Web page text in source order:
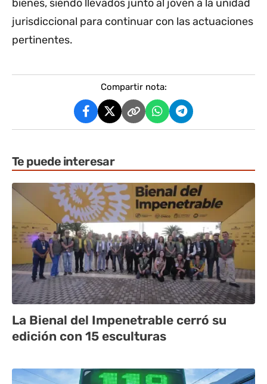
bienes, siendo llevados junto al joven a la unidad
jurisdiccional para continuar con las actuaciones
pertinentes.
Compartir nota:
Te puede interesar
La Bienal del Impenetrable cerró su
edición con 15 esculturas